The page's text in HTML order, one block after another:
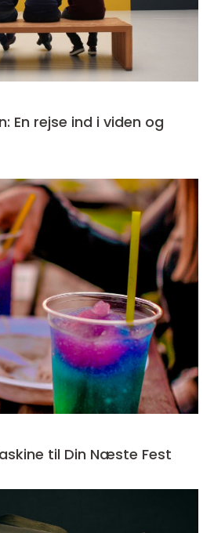
En rejse ind i viden og
til Din Næste Fest